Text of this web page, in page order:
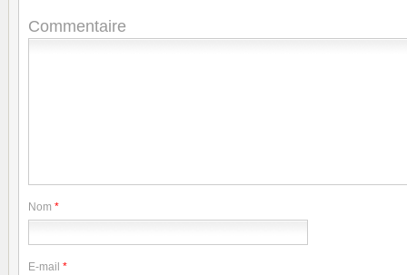
Commentaire
Nom *
E-mail *